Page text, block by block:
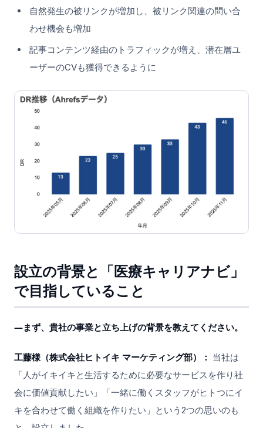
自然発生の被リンクが増加し、被リンク関連の問い合
わせ機会も増加
記事コンテンツ経由のトラフィックが増え、潜在層ユ
ーザーのCVも獲得できるように
設立の背景と「医療キャリアナビ」
で目指していること
―まず、貴社の事業と立ち上げの背景を教えてください。
工藤様（株式会社ヒトイキ マーケティング部）： 当社は
「人がイキイキと生活するために必要なサービスを作り社
会に価値貢献したい」「一緒に働くスタッフがヒトつにイ
キを合わせて働く組織を作りたい」という2つの思いのも